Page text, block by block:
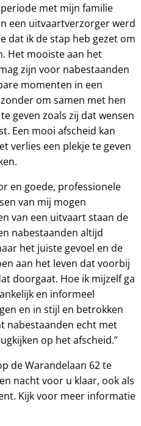
met mijn familie
een uitvaartverzorger werd
dat ik de stap heb gezet om
Het mooiste aan het
zijn voor nabestaanden
momenten in een
om samen met hen
geven zoals zij dat wensen
Een mooi afscheid kan
verlies een plekje te geven
en goede, professionele
van mij mogen
van een uitvaart staan de
nabestaanden altijd
het juiste gevoel en de
aan het leven dat voorbij
doorgaat. Hoe ik mijzelf ga
en informeel
en in stijl en betrokken
nabestaanden echt met
op het afscheid.”
de Warandelaan 62 te
nacht voor u klaar, ook als
Kijk voor meer informatie